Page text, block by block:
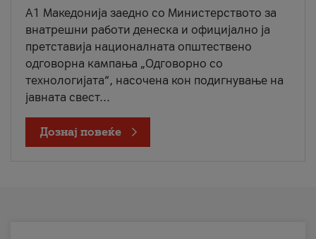
A1 Македонија заедно со Министерството за
внатрешни работи денеска и официјално ја
претставија националната општествено
одговорна кампања „Одговорно со
технологијата“, насочена кон подигнување на
јавната свест...
Дознај повеќе